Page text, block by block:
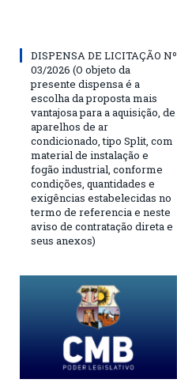
DISPENSA DE LICITAÇÃO Nº
03/2026 (O objeto da
presente dispensa é a
escolha da proposta mais
vantajosa para a aquisição, de
aparelhos de ar
condicionado, tipo Split, com
material de instalação e
fogão industrial, conforme
condições, quantidades e
exigências estabelecidas no
termo de referencia e neste
aviso de contratação direta e
seus anexos)